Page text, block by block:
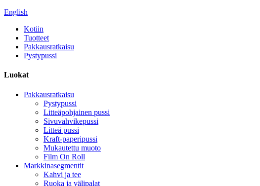
English
Kotiin
Tuotteet
Pakkausratkaisu
Pystypussi
Luokat
Pakkausratkaisu
Pystypussi
Litteäpohjainen pussi
Sivuvahvikepussi
Litteä pussi
Kraft-paperipussi
Mukautettu muoto
Film On Roll
Markkinasegmentit
Kahvi ja tee
Ruoka ja välipalat